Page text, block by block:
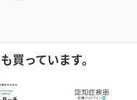
買っています。